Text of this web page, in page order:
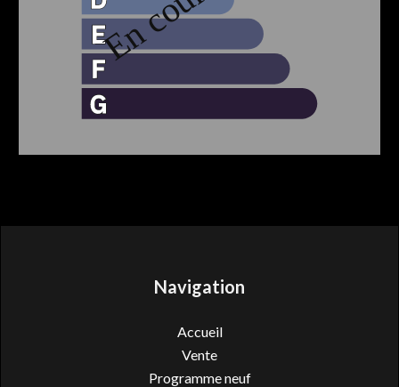
Navigation
Accueil
Vente
Programme neuf